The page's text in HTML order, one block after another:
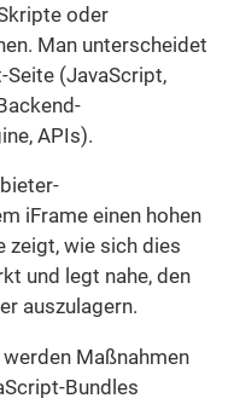
oder
Man unterscheidet
Seite (JavaScript,
APIs).
iFrame einen hohen
zeigt, wie sich dies
und legt nahe, den
auszulagern.
Maßnahmen
Bundles